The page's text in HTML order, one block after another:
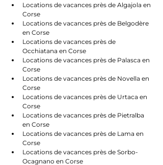
Locations de vacances près de Algajola en
Corse
Locations de vacances près de Belgodère
en Corse
Locations de vacances près de
Occhiatana en Corse
Locations de vacances près de Palasca en
Corse
Locations de vacances près de Novella en
Corse
Locations de vacances près de Urtaca en
Corse
Locations de vacances près de Pietralba
en Corse
Locations de vacances près de Lama en
Corse
Locations de vacances près de Sorbo-
Ocagnano en Corse